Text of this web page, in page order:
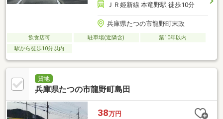
ＪＲ姫新線 本竜野駅 徒歩10分
兵庫県たつの市龍野町末政
飲食店可 駐車場(近隣含)
築10年以内
駅から徒歩10分以内
貸地
兵庫県たつの市龍野町島田
38万円